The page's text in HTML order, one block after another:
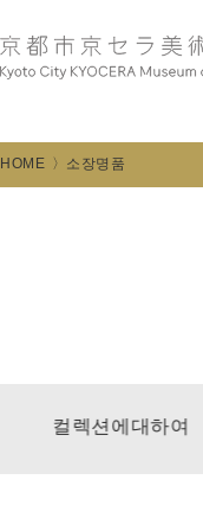
HOME 소장명품
컬렉션에대하여